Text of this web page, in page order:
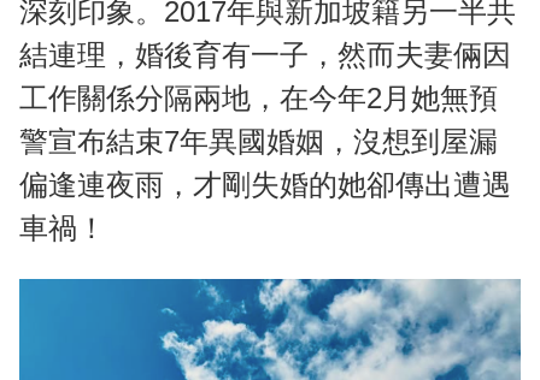
深刻印象。2017年與新加坡籍另一半共
結連理，婚後育有一子，然而夫妻倆因
工作關係分隔兩地，在今年2月她無預
警宣布結束7年異國婚姻，沒想到屋漏
偏逢連夜雨，才剛失婚的她卻傳出遭遇
車禍！